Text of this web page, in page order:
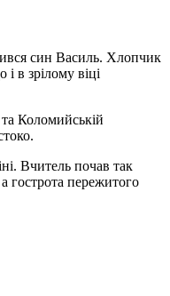
син Василь. Хлопчик
в зрілому віці
Коломийській
Вчитель почав так
гострота пережитого